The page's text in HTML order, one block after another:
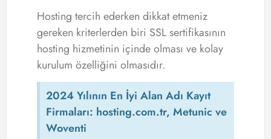
Hosting tercih ederken dikkat etmeniz
gereken kriterlerden biri SSL sertifikasının
hosting hizmetinin içinde olması ve kolay
kurulum özelliğini olmasıdır.
2024 Yılının En İyi Alan Adı Kayıt
Firmaları: hosting.com.tr, Metunic ve
Woventi